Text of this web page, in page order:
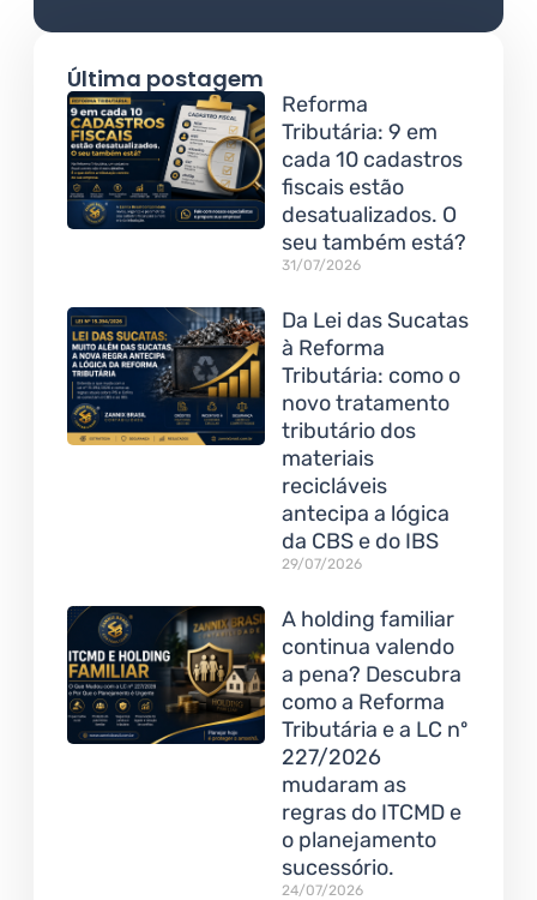
Última postagem
Reforma
Tributária: 9 em
cada 10 cadastros
fiscais estão
desatualizados. O
seu também está?
31/07/2026
Da Lei das Sucatas
à Reforma
Tributária: como o
novo tratamento
tributário dos
materiais
recicláveis
antecipa a lógica
da CBS e do IBS
29/07/2026
A holding familiar
continua valendo
a pena? Descubra
como a Reforma
Tributária e a LC nº
227/2026
mudaram as
regras do ITCMD e
o planejamento
sucessório.
24/07/2026